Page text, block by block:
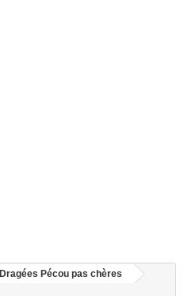
Dragées Pécou pas chères